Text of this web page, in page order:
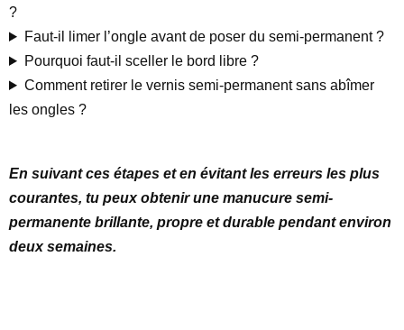
?
Faut-il limer l’ongle avant de poser du semi-permanent ?
Pourquoi faut-il sceller le bord libre ?
Comment retirer le vernis semi-permanent sans abîmer
les ongles ?
En suivant ces étapes et en évitant les erreurs les plus
courantes, tu peux obtenir une manucure semi-
permanente brillante, propre et durable pendant environ
deux semaines.